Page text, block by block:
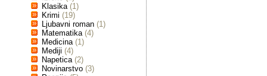
Klasika (1)
Krimi (19)
Ljubavni roman (1)
Matematika (4)
Medicina (1)
Mediji (4)
Napetica (2)
Novinarstvo (3)